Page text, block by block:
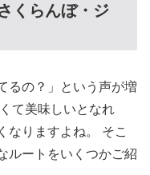
くらんぼ・ジ
るの？」という声が増
て美味しいとなれ
なりますよね。 そこ
ルートをいくつかご紹